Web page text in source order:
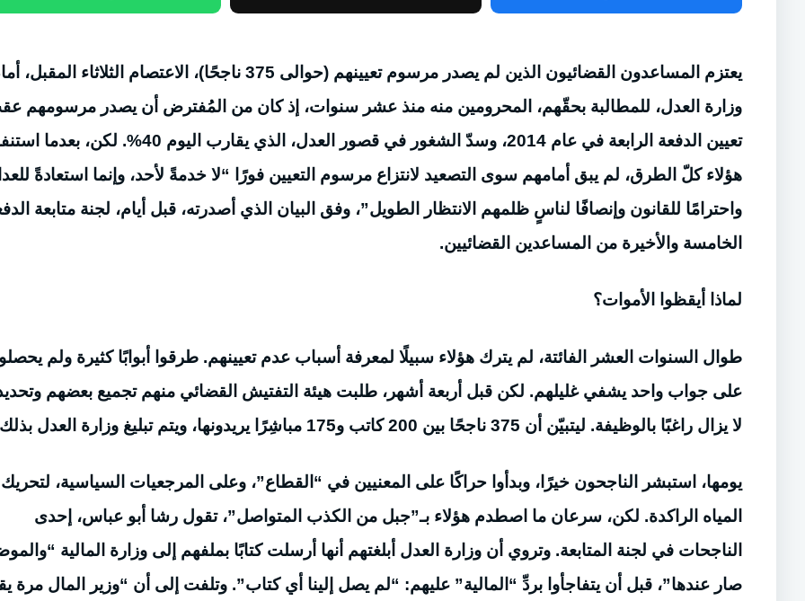
يعتزم المساعدون القضائيون الذين لم يصدر مرسوم تعيينهم (حوالى 375 ناجحًا)، الاعتصام الثلاثاء
وزارة العدل، للمطالبة بحقّهم، المحرومين منه منذ عشر سنوات، إذ كان من المُفترض أن يصدر مرسومهم
تعيين الدفعة الرابعة في عام 2014، وسدّ الشغور في قصور العدل، الذي يقارب اليوم 40%. لكن، بعدما
هؤلاء كلّ الطرق، لم يبق أمامهم سوى التصعيد لانتزاع مرسوم التعيين فورًا “لا خدمةً لأحد، وإنما استعادةً
واحترامًا للقانون وإنصافًا لناسٍ ظلمهم الانتظار الطويل”، وفق البيان الذي أصدرته، قبل أيام، لجنة متابعة
الخامسة والأخيرة من المساعدين القضائيين.
لماذا أيقظوا الأموات؟
طوال السنوات العشر الفائتة، لم يترك هؤلاء سبيلًا لمعرفة أسباب عدم تعيينهم. طرقوا أبوابًا كثيرة ولم يحصلوا
على جواب واحد يشفي غليلهم. لكن قبل أربعة أشهر، طلبت هيئة التفتيش القضائي منهم تجميع بعضهم
لا يزال راغبًا بالوظيفة. ليتبيّن أن 375 ناجحًا بين 200 كاتب و175 مباشِرًا يريدونها، ويتم تبليغ وزارة العدل بذلك.
يومها، استبشر الناجحون خيرًا، وبدأوا حراكًا على المعنيين في “القطاع”، وعلى المرجعيات السياسية، لتحريك
المياه الراكدة. لكن، سرعان ما اصطدم هؤلاء بـ”جبل من الكذب المتواصل”، تقول رشا أبو عباس، إحدى
الناجحات في لجنة المتابعة. وتروي أن وزارة العدل أبلغتهم أنها أرسلت كتابًا بملفهم إلى وزارة المالية
صار عندها”، قبل أن يتفاجأوا بردِّ “المالية” عليهم: “لم يصل إلينا أي كتاب”. وتلفت إلى أن “وزير المال مرة